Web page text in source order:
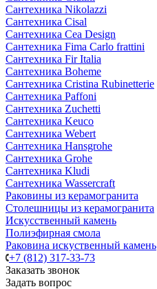
Сантехника Nikolazzi
Сантехника Cisal
Сантехника Cea Design
Сантехника Fima Carlo frattini
Сантехника Fir Italia
Сантехника Boheme
Сантехника Cristina Rubinetterie
Сантехника Paffoni
Сантехника Zuchetti
Сантехника Keuco
Сантехника Webert
Сантехника Hansgrohe
Сантехника Grohe
Сантехника Kludi
Сантехника Wassercraft
Раковины из керамогранита
Столешницы из керамогранита
Искусственный камень
Полиэфирная смола
Раковина искуственный камень
+7 (812) 317-33-73
Заказать звонок
Задать вопрос